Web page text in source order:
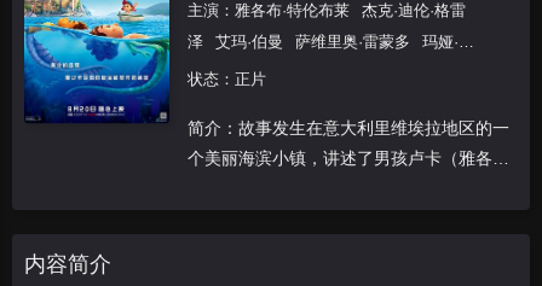
主演： 雅各布·特伦布莱
杰克·迪伦·格雷
泽
艾玛·伯曼 萨维里奥·雷蒙多
玛娅·鲁
道夫
萨莎·拜伦·科恩
丽娜·马西罗尼
吉诺·拉·莫妮卡
桑迪·马
丁
嘉科莫·吉安尼欧缇
艾莉莎·加布瑞利
里
GinoD&#039;Acampo
状态：正片
简介：故事发生在意大利里维埃拉地区的一
个美丽海滨小镇，讲述了男孩卢卡（雅各布
内容简介